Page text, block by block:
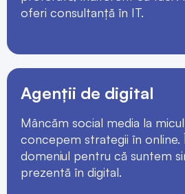
oferi consultanță în IT.
Agenții de digital
Mâncăm social media la
concepem strategii în
domeniul pentru că suntem
prezentă în digital.